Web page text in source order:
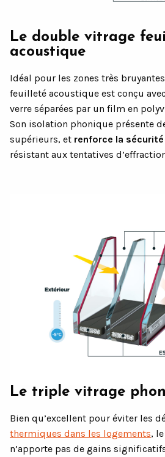
Le double vitrage
acoustique
Idéal pour les zones très
feuilleté acoustique est conçu
verre séparées par un film en
Son isolation phonique présente
supérieurs, et renforce la sécurité
résistant aux tentatives
Le triple vitrage
Bien qu’excellent pour éviter les
thermiques dans les logements,
n’apporte pas de gains